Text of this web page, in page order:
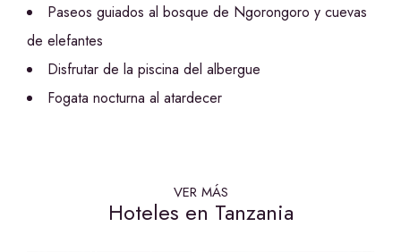
Paseos guiados al bosque de Ngorongoro y cuevas
de elefantes
Disfrutar de la piscina del albergue
Fogata nocturna al atardecer
VER MÁS
Hoteles en Tanzania